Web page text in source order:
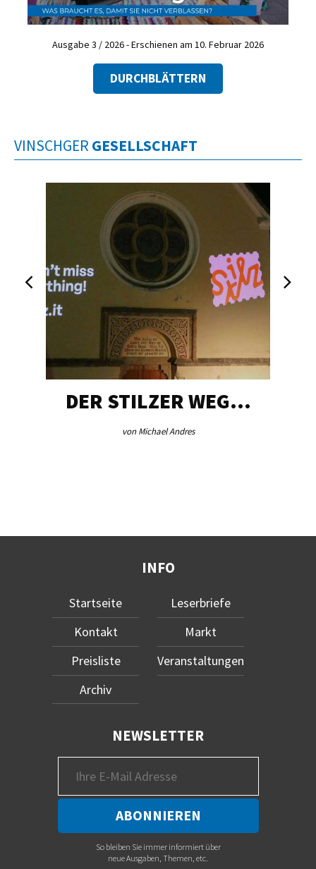
Ausgabe 3 / 2026 - Erschienen am 10. Februar 2026
DURCHBLÄTTERN
VINSCHGER GESELLSCHAFT
DER STILZER WEG…
von Michael Andres
INFO
Startseite
Kontakt
Preisliste
Archiv
Leserbriefe
Markt
Veranstaltungen
NEWSLETTER
So bleiben Sie immer informiert über
neue Ausgaben, Themen, etc.